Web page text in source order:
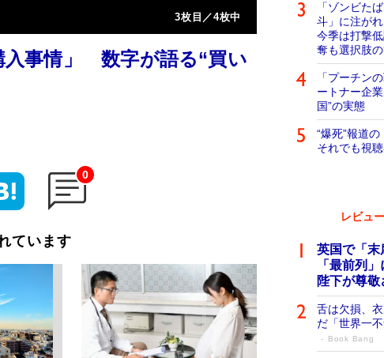
3枚目／4枚中
入事情」 数字が語る“買い
0
ています
「ゾンビた
斗」に注が
今季は打撃
奪も選択肢の
「プーチン
ートナー企
国”の実態
“爆死”報道
それでも視
レビュー
英国で「末
「最前列
陛下が尊敬
舌は欠損、
だ「世界一
Book Bang